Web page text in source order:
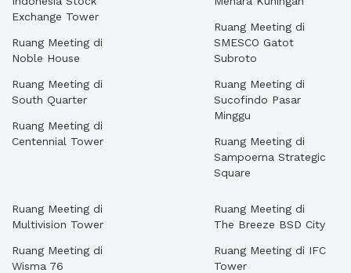
Exchange Tower
Ruang Meeting di
Noble House
Ruang Meeting di
South Quarter
Ruang Meeting di
Centennial Tower
Ruang Meeting di
SMESCO Gatot
Subroto
Ruang Meeting di
Sucofindo Pasar
Minggu
Ruang Meeting di
Sampoerna Strategic
Square
Ruang Meeting di
Multivision Tower
Ruang Meeting di
Wisma 76
Ruang Meeting di
The Breeze BSD City
Ruang Meeting di IFC
Tower